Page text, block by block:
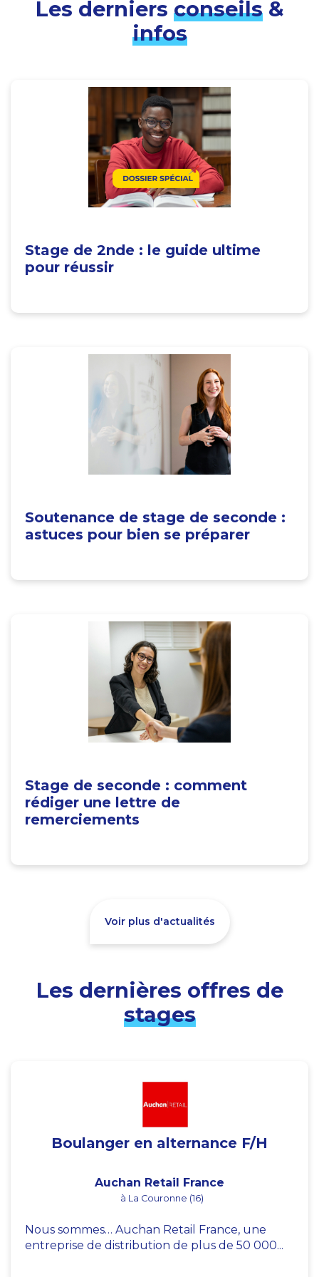
Les derniers conseils&
infos
Stage de 2nde : le guide ultime
pour réussir
Soutenance de stage de seconde :
astuces pour bien se préparer
Stage de seconde : comment
rédiger une lettre de
remerciements
Voir plus d'actualités
Les dernières offres de
stages
Boulanger en alternance F/H
Auchan Retail France
à La Couronne (16)
Nous sommes… Auchan Retail France, une
entreprise de distribution de plus de 50 000...